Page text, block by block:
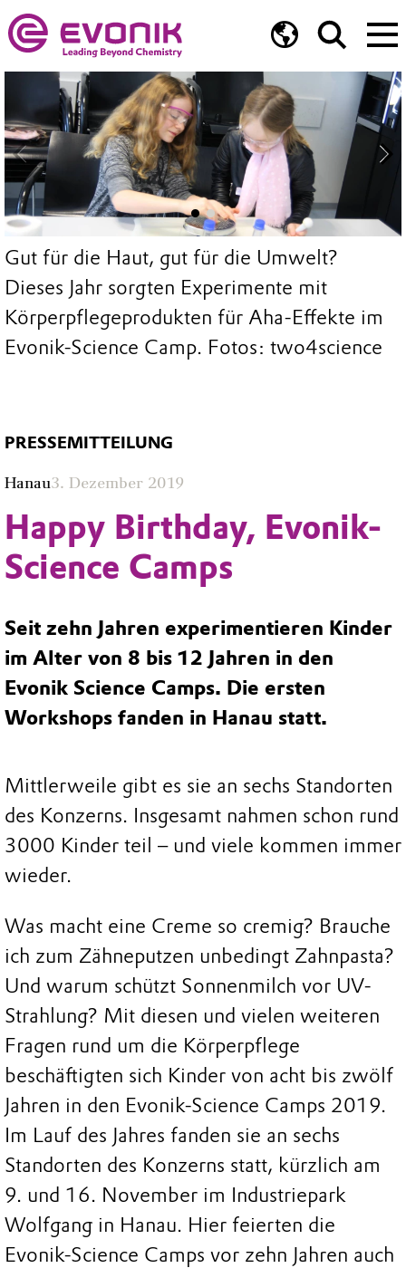
Gut für die Haut, gut für die Umwelt?
Dieses Jahr sorgten Experimente mit
Körperpflegeprodukten für Aha-Effekte im
Evonik-Science Camp. Fotos: two4science
PRESSEMITTEILUNG
Hanau3. Dezember 2019
Happy Birthday, Evonik-
Science Camps
Seit zehn Jahren experimentieren Kinder
im Alter von 8 bis 12 Jahren in den
Evonik Science Camps. Die ersten
Workshops fanden in Hanau statt.
Mittlerweile gibt es sie an sechs Standorten
des Konzerns. Insgesamt nahmen schon rund
3000 Kinder teil – und viele kommen immer
wieder.
Was macht eine Creme so cremig? Brauche
ich zum Zähneputzen unbedingt Zahnpasta?
Und warum schützt Sonnenmilch vor UV-
Strahlung? Mit diesen und vielen weiteren
Fragen rund um die Körperpflege
beschäftigten sich Kinder von acht bis zwölf
Jahren in den Evonik-Science Camps 2019.
Im Lauf des Jahres fanden sie an sechs
Standorten des Konzerns statt, kürzlich am
9. und 16. November im Industriepark
Wolfgang in Hanau. Hier feierten die
Evonik-Science Camps vor zehn Jahren auch